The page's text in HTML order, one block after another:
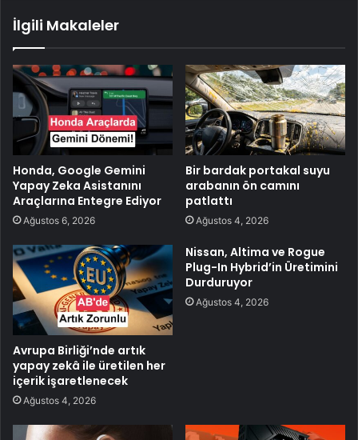
İlgili Makaleler
Honda, Google Gemini
Yapay Zeka Asistanını
Araçlarına Entegre Ediyor
Ağustos 6, 2026
Bir bardak portakal suyu
arabanın ön camını
patlattı
Ağustos 4, 2026
Avrupa Birliği’nde artık
yapay zekâ ile üretilen her
içerik işaretlenecek
Ağustos 4, 2026
Nissan, Altima ve Rogue
Plug-In Hybrid’in Üretimini
Durduruyor
Ağustos 4, 2026